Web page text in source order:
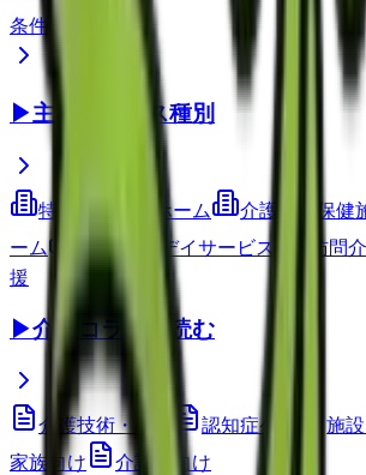
条件で検索
▶主要サービス種別
特別養護老人ホーム 介護老人保健
ーム
通所介護(デイサービス) 訪問
援
▶介護コラムを読む
介護技術・ケア 認知症ケア 施
家族向け
介護職向け